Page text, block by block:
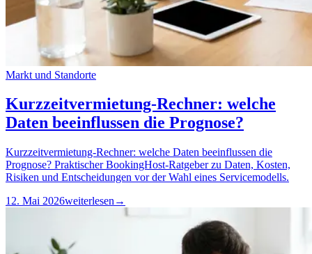
Markt und Standorte
Kurzzeitvermietung-Rechner: welche
Daten beeinflussen die Prognose?
Kurzzeitvermietung-Rechner: welche Daten beeinflussen die
Prognose? Praktischer BookingHost-Ratgeber zu Daten, Kosten,
Risiken und Entscheidungen vor der Wahl eines Servicemodells.
12. Mai 2026weiterlesen →